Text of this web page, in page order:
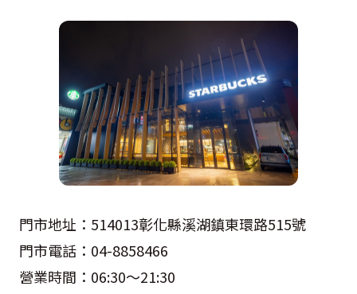
門市地址：514013彰化縣溪湖鎮東環路515號
門市電話：04-8858466
營業時間：06:30～21:30